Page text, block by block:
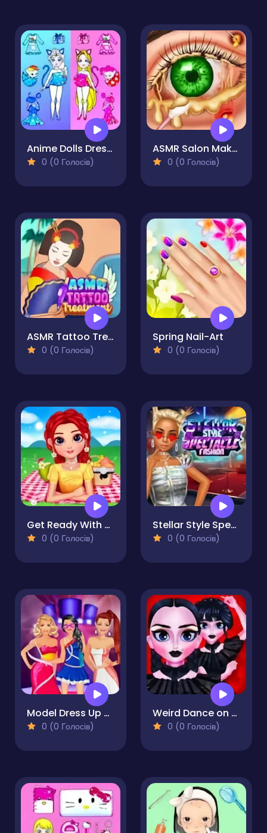
Anime Dolls Dress Up Games
0 (0 Голосів)
ASMR Salon Makeover
0 (0 Голосів)
ASMR Tattoo Treatment
0 (0 Голосів)
Spring Nail-Art
0 (0 Голосів)
Get Ready With Me Summer Picnic
0 (0 Голосів)
Stellar Style Spectacle Fashion
0 (0 Голосів)
Model Dress Up Makeover Games
0 (0 Голосів)
Weird Dance on Wednesday
0 (0 Голосів)